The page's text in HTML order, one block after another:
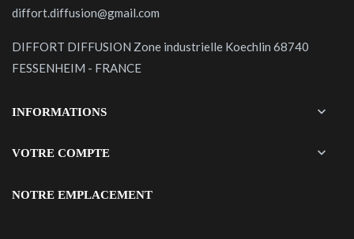
diffort.diffusion@gmail.com
DIFFORT DIFFUSION Zone industrielle Koechlin 68740
FESSENHEIM - FRANCE
INFORMATIONS 
VOTRE COMPTE 
NOTRE EMPLACEMENT